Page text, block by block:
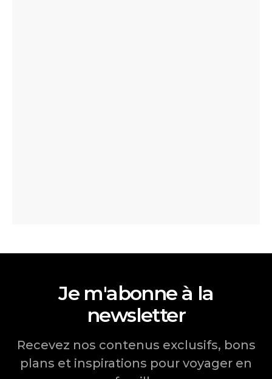
Je m'abonne à la
newsletter
Recevez nos contenus exclusifs, bons
plans et inspirations pour voyager en